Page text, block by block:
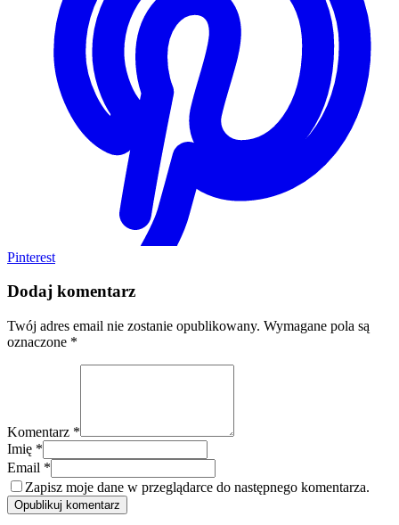
Pinterest
Dodaj komentarz
Twój adres email nie zostanie opublikowany. Wymagane pola są
oznaczone *
Komentarz *
Imię *
Email *
Zapisz moje dane w przeglądarce do następnego komentarza.
Opublikuj komentarz